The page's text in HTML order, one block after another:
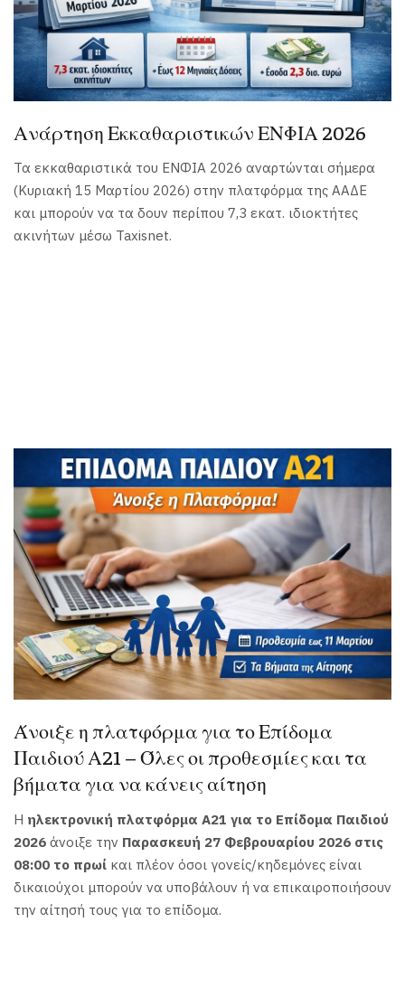
Ανάρτηση Εκκαθαριστικών ΕΝΦΙΑ 2026
Τα εκκαθαριστικά του ΕΝΦΙΑ 2026 αναρτώνται σήμερα
(Κυριακή 15 Μαρτίου 2026) στην πλατφόρμα της ΑΑΔΕ
και μπορούν να τα δουν περίπου 7,3 εκατ. ιδιοκτήτες
ακινήτων μέσω Taxisnet.
Άνοιξε η πλατφόρμα για το Επίδομα
Παιδιού Α21 – Όλες οι προθεσμίες και τα
βήματα για να κάνεις αίτηση
Η ηλεκτρονική πλατφόρμα Α21 για το Επίδομα Παιδιού
2026 άνοιξε την Παρασκευή 27 Φεβρουαρίου 2026 στις
08:00 το πρωί και πλέον όσοι γονείς/κηδεμόνες είναι
δικαιούχοι μπορούν να υποβάλουν ή να επικαιροποιήσουν
την αίτησή τους για το επίδομα.